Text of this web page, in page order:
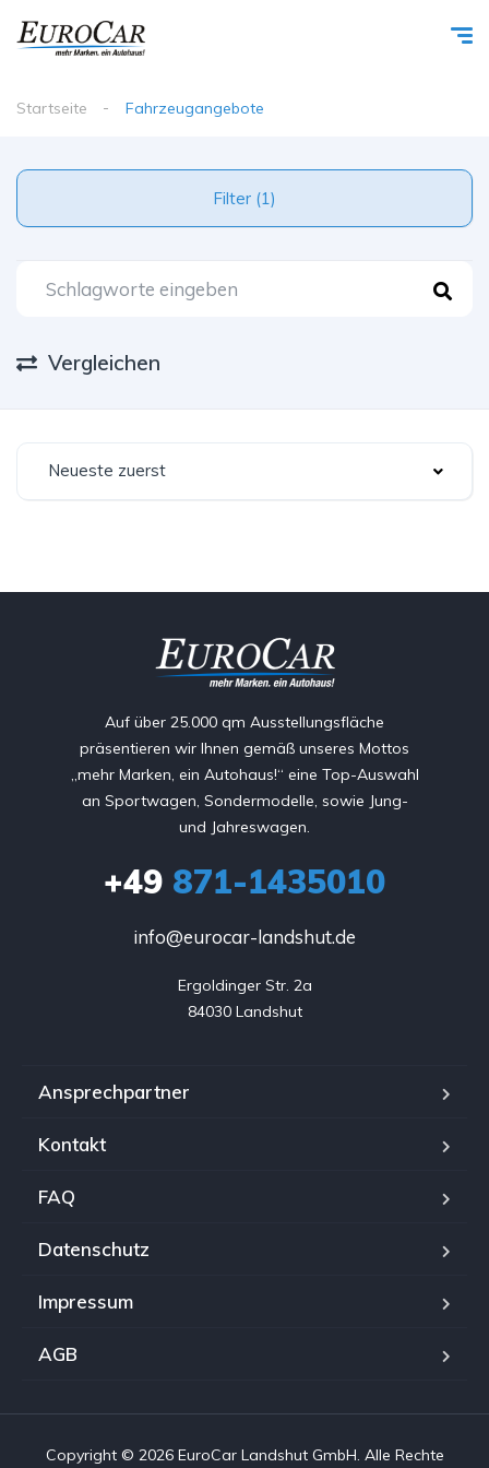
Startseite Fahrzeugangebote
Filter (1)
Vergleichen
Neueste zuerst
Auf über 25.000 qm Ausstellungsfläche
präsentieren wir Ihnen gemäß unseres Mottos
„mehr Marken, ein Autohaus!“ eine Top-Auswahl
an Sportwagen, Sondermodelle, sowie Jung-
und Jahreswagen.
+49 871-1435010
info@eurocar-landshut.de
Ergoldinger Str. 2a
84030 Landshut
Ansprechpartner
Kontakt
FAQ
Datenschutz
Impressum
AGB
Copyright © 2026 EuroCar Landshut GmbH. Alle Rechte